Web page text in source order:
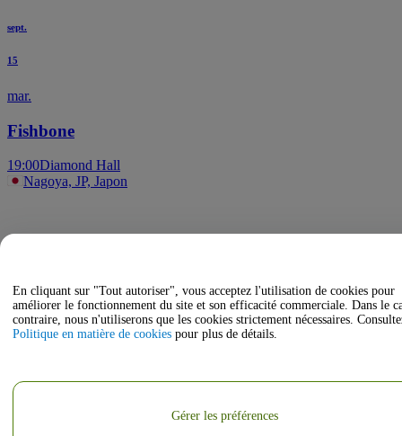
sept.
15
mar.
Fishbone
19:00Diamond Hall
Nagoya, JP, Japon
En cliquant sur "Tout autoriser", vous acceptez l'utilisation de cookies pour
améliorer le fonctionnement du site et son efficacité commerciale. Dans le
contraire, nous n'utiliserons que les cookies strictement nécessaires.
Politique en matière de cookies pour plus de détails.
Gérer les préférences